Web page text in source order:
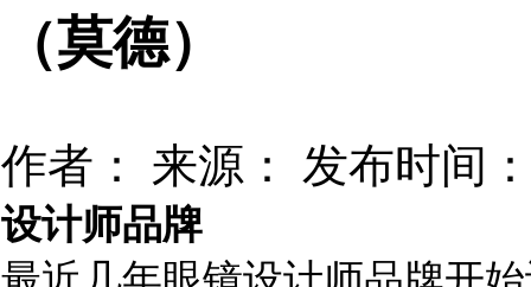
（莫德）
作者： 来源： 发布时间
设计师品牌